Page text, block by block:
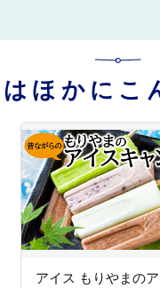
ほかにこ
アイス もりやまの